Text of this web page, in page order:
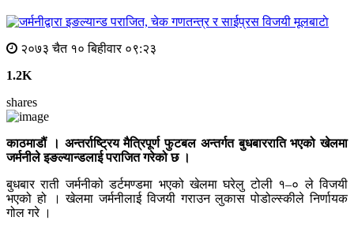
मूलबाटाे
२०७३ चैत १० बिहीवार ०९:२३
1.2K
shares
काठमाडौं । अन्तर्राष्ट्रिय मैत्रिपूर्ण फुटबल अन्तर्गत बुधबारराति भएको खेलमा
जर्मनीले इङल्यान्डलाई पराजित गरेको छ ।
बुधबार राती जर्मनीको डर्टमण्डमा भएको खेलमा घरेलु टोली १–० ले विजयी
भएको हो । खेलमा जर्मनीलाई विजयी गराउन लुकास पोडोल्स्कीले निर्णायक
गोल गरे ।